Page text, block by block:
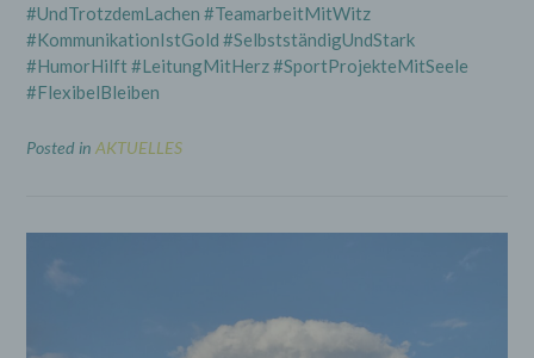
#UndTrotzdemLachen #TeamarbeitMitWitz
#KommunikationIstGold #SelbstständigUndStark
#HumorHilft #LeitungMitHerz #SportProjekteMitSeele
#FlexibelBleiben
Posted in AKTUELLES